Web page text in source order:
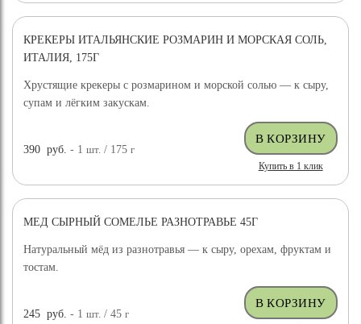
КРЕКЕРЫ ИТАЛЬЯНСКИЕ РОЗМАРИН И МОРСКАЯ СОЛЬ,
ИТАЛИЯ, 175Г
Хрустящие крекеры с розмарином и морской солью — к сыру,
супам и лёгким закускам.
390 руб. - 1шт. / 175г
Купить в 1 клик
МЕД СЫРНЫЙ СОМЕЛЬЕ РАЗНОТРАВЬЕ 45Г
Натуральный мёд из разнотравья — к сыру, орехам, фруктам и
тостам.
245 руб. - 1шт. / 45г